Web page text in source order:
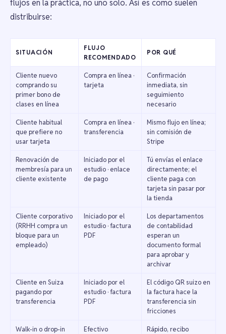
flujos en la práctica, no uno solo. Así es como suelen
distribuirse:
SITUACIÓN
FLUJO
RECOMENDADO
POR QUÉ
Cliente nuevo
comprando su
primer bono de
clases en línea
Compra en línea ·
tarjeta
Confirmación
inmediata, sin
seguimiento
necesario
Cliente habitual
que prefiere no
usar tarjeta
Compra en línea ·
transferencia
Mismo flujo en línea;
sin comisión de
Stripe
Renovación de
membresía para un
cliente existente
Iniciado por el
estudio · enlace
de pago
Tú envías el enlace
directamente; el
cliente paga con
tarjeta sin pasar por
la tienda
Cliente corporativo
(RRHH compra un
bloque para un
empleado)
Iniciado por el
estudio · factura
PDF
Los departamentos
de contabilidad
esperan un
documento formal
para aprobar y
archivar
Cliente en Suiza
pagando por
transferencia
Iniciado por el
estudio · factura
PDF
El código QR suizo en
la factura hace la
transferencia sin
fricciones
Walk-in o drop-in
Efectivo
Rápido, recibo